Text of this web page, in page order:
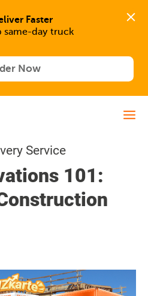
Faster
same-day truck
Now
Service
101: